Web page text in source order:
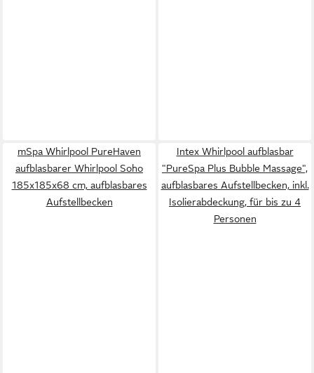
mSpa Whirlpool PureHaven
aufblasbarer Whirlpool Soho
185x185x68 cm, aufblasbares
Aufstellbecken
Intex Whirlpool aufblasbar
"PureSpa Plus Bubble Massage",
aufblasbares Aufstellbecken, inkl.
Isolierabdeckung, für bis zu 4
Personen